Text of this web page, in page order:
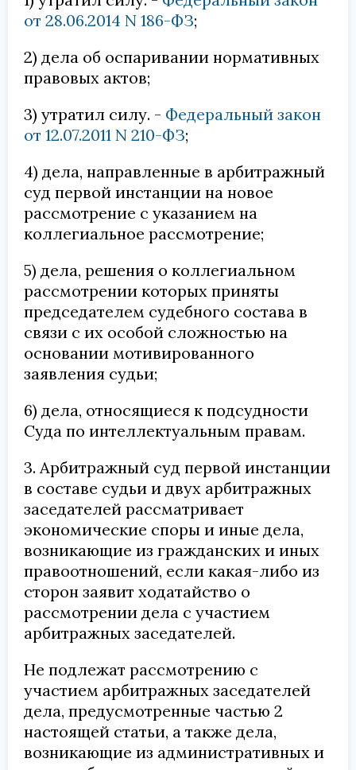
от 28.06.2014 N 186-ФЗ;
2) дела об оспаривании нормативных
правовых актов;
3) утратил силу. - Федеральный закон
от 12.07.2011 N 210-ФЗ;
4) дела, направленные в арбитражный
суд первой инстанции на новое
рассмотрение с указанием на
коллегиальное рассмотрение;
5) дела, решения о коллегиальном
рассмотрении которых приняты
председателем судебного состава в
связи с их особой сложностью на
основании мотивированного
заявления судьи;
6) дела, относящиеся к подсудности
Суда по интеллектуальным правам.
3. Арбитражный суд первой инстанции
в составе судьи и двух арбитражных
заседателей рассматривает
экономические споры и иные дела,
возникающие из гражданских и иных
правоотношений, если какая-либо из
сторон заявит ходатайство о
рассмотрении дела с участием
арбитражных заседателей.
Не подлежат рассмотрению с
участием арбитражных заседателей
дела, предусмотренные частью 2
настоящей статьи, а также дела,
возникающие из административных и